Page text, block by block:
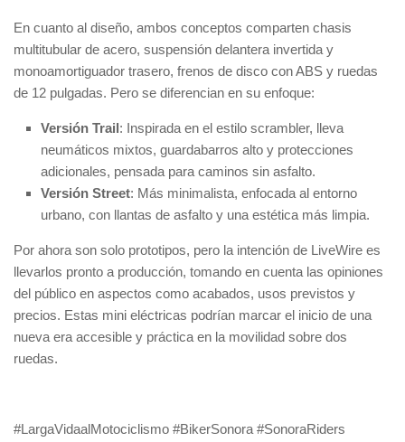
En cuanto al diseño, ambos conceptos comparten chasis
multitubular de acero, suspensión delantera invertida y
monoamortiguador trasero, frenos de disco con ABS y ruedas
de 12 pulgadas. Pero se diferencian en su enfoque:
Versión Trail: Inspirada en el estilo scrambler, lleva
neumáticos mixtos, guardabarros alto y protecciones
adicionales, pensada para caminos sin asfalto.
Versión Street: Más minimalista, enfocada al entorno
urbano, con llantas de asfalto y una estética más limpia.
Por ahora son solo prototipos, pero la intención de LiveWire es
llevarlos pronto a producción, tomando en cuenta las opiniones
del público en aspectos como acabados, usos previstos y
precios. Estas mini eléctricas podrían marcar el inicio de una
nueva era accesible y práctica en la movilidad sobre dos
ruedas.
#LargaVidaalMotociclismo #BikerSonora #SonoraRiders